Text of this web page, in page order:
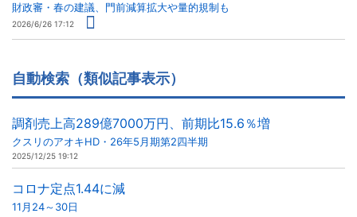
財政審・春の建議、門前減算拡大や量的規制も
2026/6/26 17:12
自動検索（類似記事表示）
調剤売上高289億7000万円、前期比15.6％増
クスリのアオキHD・26年5月期第2四半期
2025/12/25 19:12
コロナ定点1.44に減
11月24～30日